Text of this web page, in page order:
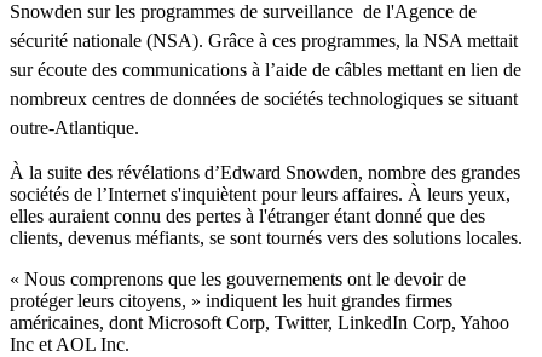
Snowden sur les programmes de surveillance de l'Agence de
sécurité nationale (NSA). Grâce à ces programmes, la NSA mettait
sur écoute des communications à l’aide de câbles mettant en lien de
nombreux centres de données de sociétés technologiques se situant
outre-Atlantique.
À la suite des révélations d’Edward Snowden, nombre des grandes
sociétés de l’Internet s'inquiètent pour leurs affaires. À leurs yeux,
elles auraient connu des pertes à l'étranger étant donné que des
clients, devenus méfiants, se sont tournés vers des solutions locales.
« Nous comprenons que les gouvernements ont le devoir de
protéger leurs citoyens, » indiquent les huit grandes firmes
américaines, dont Microsoft Corp, Twitter, LinkedIn Corp, Yahoo
Inc et AOL Inc.